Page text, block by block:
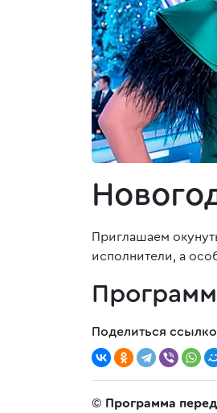
Приглашаем
исполнители, а
Поделиться
© Программа